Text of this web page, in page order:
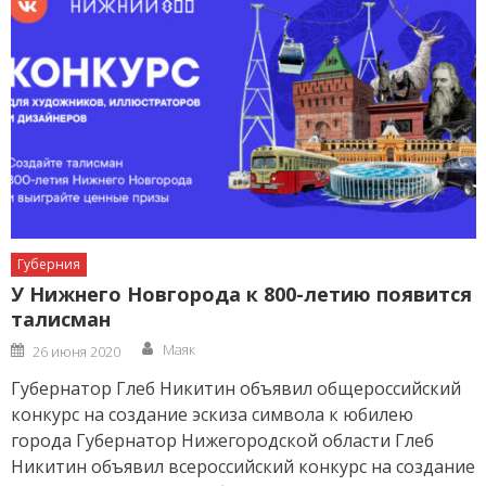
Губерния
У Нижнего Новгорода к 800-летию появится
талисман
Posted
on
26 июня 2020 Author
Маяк
Губернатор Глеб Никитин объявил общероссийский
конкурс на создание эскиза символа к юбилею
города Губернатор Нижегородской области Глеб
Никитин объявил всероссийский конкурс на создание